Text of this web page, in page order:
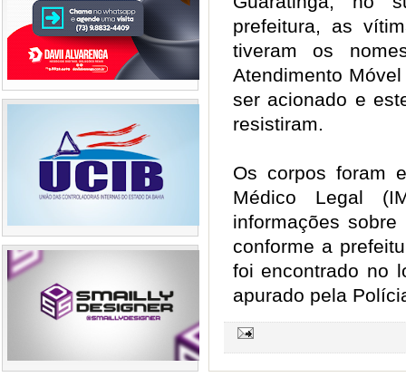
prefeitura, as
tiveram os
Atendimento
ser acionado e
resistiram.
Os corpos foram
Médico Legal
informações
conforme a
foi encontrado no
apurado pela